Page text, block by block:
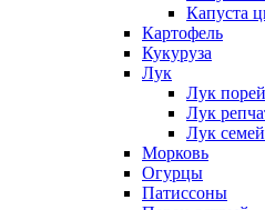
Капуста
Картофель
Кукуруза
Лук
Лук порей
Лук
Лук
Морковь
Огурцы
Патиссоны